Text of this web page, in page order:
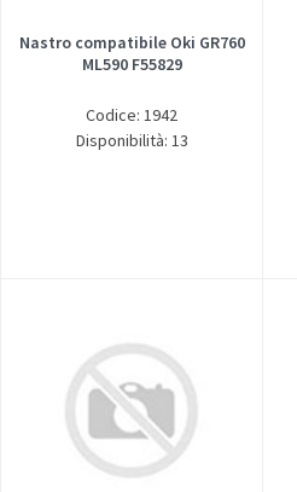
Nastro compatibile Oki GR760
ML590 F55829
Codice: 1942
Disponibilità: 13